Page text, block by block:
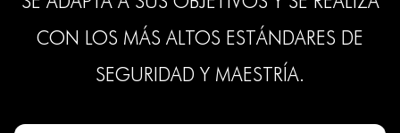
CON LOS MÁS ALTOS ESTÁNDARES DE
SEGURIDAD Y MAESTRÍA.